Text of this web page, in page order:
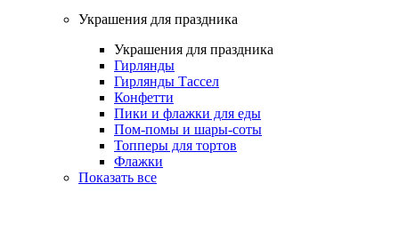
Украшения для праздника
Украшения для праздника
Гирлянды
Гирлянды Тассел
Конфетти
Пики и флажки для еды
Пом-помы и шары-соты
Топперы для тортов
Флажки
Показать все